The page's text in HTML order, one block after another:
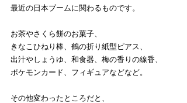
最近の日本ブームに関わるものです。
お茶やさくら餅のお菓子、
きなこひねり棒、鶴の折り紙型ピアス、
出汁やしょうゆ、和食器、梅の香りの線香、
ポケモンカード、フィギュアなどなど。
その他変わったところだと、